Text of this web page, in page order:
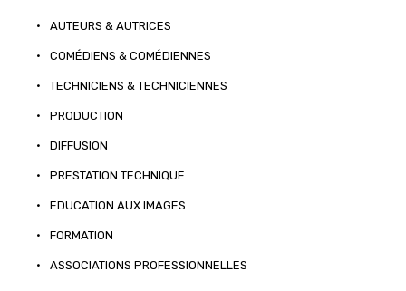
• AUTEURS & AUTRICES
• COMÉDIENS & COMÉDIENNES
• TECHNICIENS & TECHNICIENNES
• PRODUCTION
• DIFFUSION
• PRESTATION TECHNIQUE
• EDUCATION AUX IMAGES
• FORMATION
• ASSOCIATIONS PROFESSIONNELLES